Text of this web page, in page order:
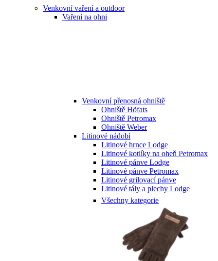
Venkovní vaření a outdoor
Vaření na ohni
Venkovní přenosná ohniště
Ohniště Höfats
Ohniště Petromax
Ohniště Weber
Litinové nádobí
Litinové hrnce Lodge
Litinové kotlíky na oheň Petromax
Litinové pánve Lodge
Litinové pánve Petromax
Litinové grilovací pánve
Litinové tály a plechy Lodge
Všechny kategorie